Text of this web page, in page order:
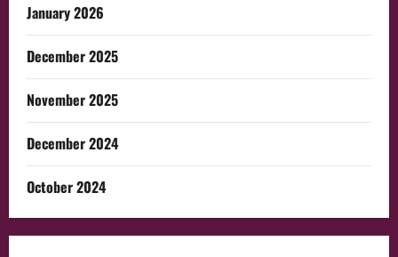
January 2026
December 2025
November 2025
December 2024
October 2024